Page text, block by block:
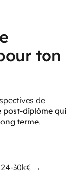
ton
de
post-diplôme qui
terme.
30k€ →